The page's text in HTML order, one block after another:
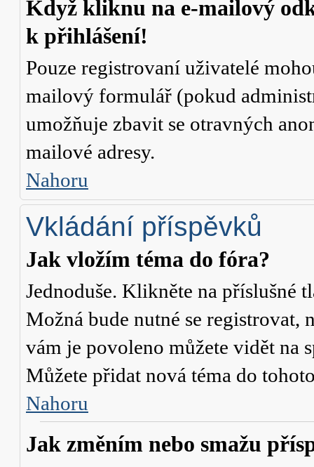
Když kliknu na e-mailový
k přihlášení!
Pouze registrovaní uživatelé
mailový formulář (pokud
umožňuje zbavit se otravných
mailové adresy.
Nahoru
Vkládání příspěvků
Jak vložím téma do fóra?
Jednoduše. Klikněte na příslušné
Možná bude nutné se registrovat,
vám je povoleno můžete vidět na
Můžete přidat nová téma do
Nahoru
Jak změním nebo smažu